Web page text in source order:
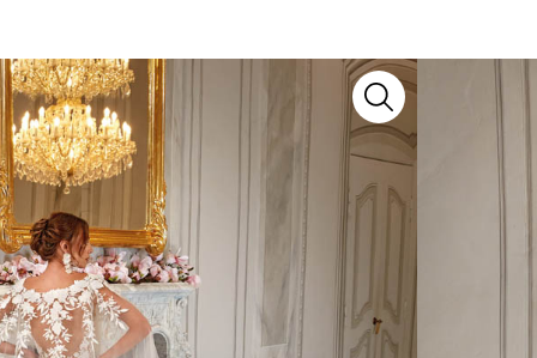
d’exception signé Lyne Mariage
faire artisanal et détails raffinés pour sublimer
? Notre équipe se tient à votre écoute au 04 93